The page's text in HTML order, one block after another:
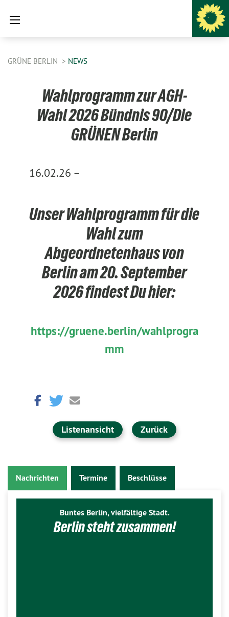
GRÜNE BERLIN NEWS
Wahlprogramm zur AGH-
Wahl 2026 Bündnis 90/Die
GRÜNEN Berlin
16.02.26 –
Unser Wahlprogramm für die
Wahl zum
Abgeordnetenhaus von
Berlin am 20. September
2026 findest Du hier:
https://gruene.berlin/wahlprogra
mm
Listenansicht Zurück
Nachrichten Termine Beschlüsse
Buntes Berlin, vielfältige Stadt.
Berlin steht zusammen!